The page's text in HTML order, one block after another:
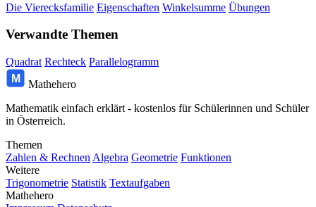
Die Vierecksfamilie Eigenschaften Winkelsumme Übungen
Verwandte Themen
Quadrat Rechteck Parallelogramm
M
Mathehero
Mathematik einfach erklärt - kostenlos für Schülerinnen und Schüler
in Österreich.
Themen
Zahlen & Rechnen Algebra Geometrie Funktionen
Weitere
Trigonometrie Statistik Textaufgaben
Mathehero